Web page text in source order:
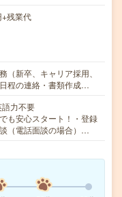
残業代
（新卒、キャリア採用、
程の連絡・書類作成…
力不要
も安心スタート！・登録
（電話面談の場合）…